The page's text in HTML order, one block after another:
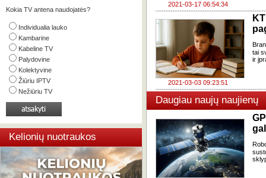
Kokia TV antena naudojatės?
Individualia lauko
Kambarine
Kabeline TV
Palydovine
Kolektyvine
Žiūriu IPTV
Nežiūriu TV
Kelionių nuotraukos
2021-03-17 06:54:34
2021-03-03 09:23:51
tai
ir
Daugiau naujų naujienų